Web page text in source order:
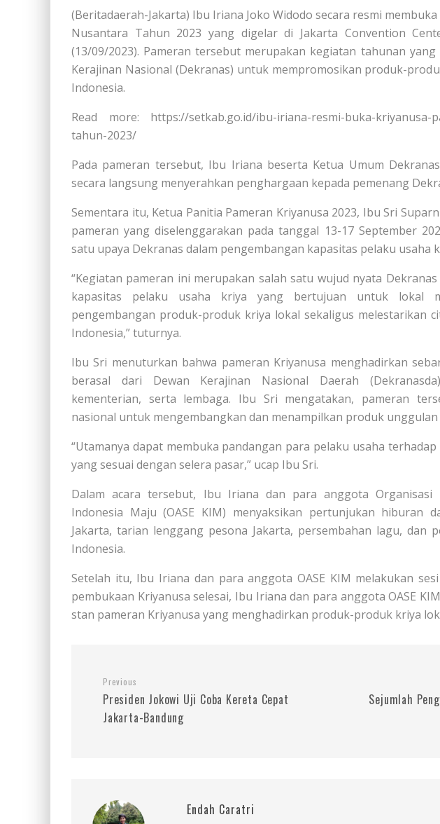
(Beritadaerah-Jakarta) Ibu Iriana Joko Widodo secara resmi
Nusantara Tahun 2023 yang digelar di Jakarta Convention
(13/09/2023). Pameran tersebut merupakan kegiatan tahunan
Kerajinan Nasional (Dekranas) untuk mempromosikan produk-
Indonesia.
Read more: https://setkab.go.id/ibu-iriana-resmi-buka-kriyanusa-
tahun-2023/
Pada pameran tersebut, Ibu Iriana beserta Ketua Umum
secara langsung menyerahkan penghargaan kepada pemenang
Sementara itu, Ketua Panitia Pameran Kriyanusa 2023, Ibu Sri
pameran yang diselenggarakan pada tanggal 13-17 September
satu upaya Dekranas dalam pengembangan kapasitas pelaku usaha
“Kegiatan pameran ini merupakan salah satu wujud nyata
kapasitas pelaku usaha kriya yang bertujuan untuk lokal
pengembangan produk-produk kriya lokal sekaligus melestarikan
Indonesia,” tuturnya.
Ibu Sri menuturkan bahwa pameran Kriyanusa menghadirkan
berasal dari Dewan Kerajinan Nasional Daerah
kementerian, serta lembaga. Ibu Sri mengatakan, pameran
nasional untuk mengembangkan dan menampilkan produk unggulan
“Utamanya dapat membuka pandangan para pelaku usaha
yang sesuai dengan selera pasar,” ucap Ibu Sri.
Dalam acara tersebut, Ibu Iriana dan para anggota Organisasi
Indonesia Maju (OASE KIM) menyaksikan pertunjukan hiburan
Jakarta, tarian lenggang pesona Jakarta, persembahan lagu, dan
Indonesia.
Setelah itu, Ibu Iriana dan para anggota OASE KIM melakukan
pembukaan Kriyanusa selesai, Ibu Iriana dan para anggota OASE
stan pameran Kriyanusa yang menghadirkan produk-produk kriya
Previous
Presiden Jokowi Uji Coba Kereta Cepat
Jakarta-Bandung
Sejumlah
Endah Caratri